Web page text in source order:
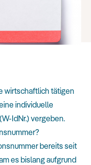
wirtschaftlich tätigen
individuelle
IdNr.) vergeben.
bereits seit
es bislang aufgrund